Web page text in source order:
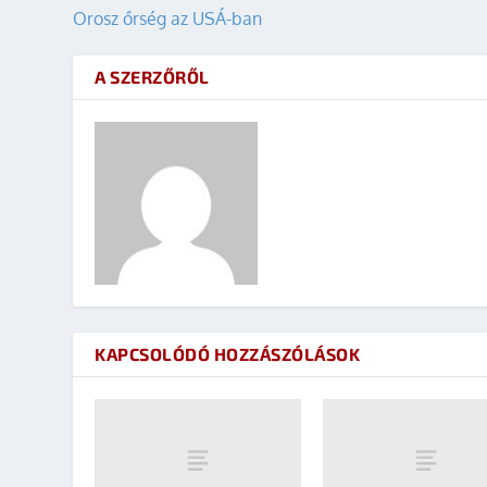
Orosz őrség az USÁ-ban
A SZERZŐRŐL
KAPCSOLÓDÓ HOZZÁSZÓLÁSOK